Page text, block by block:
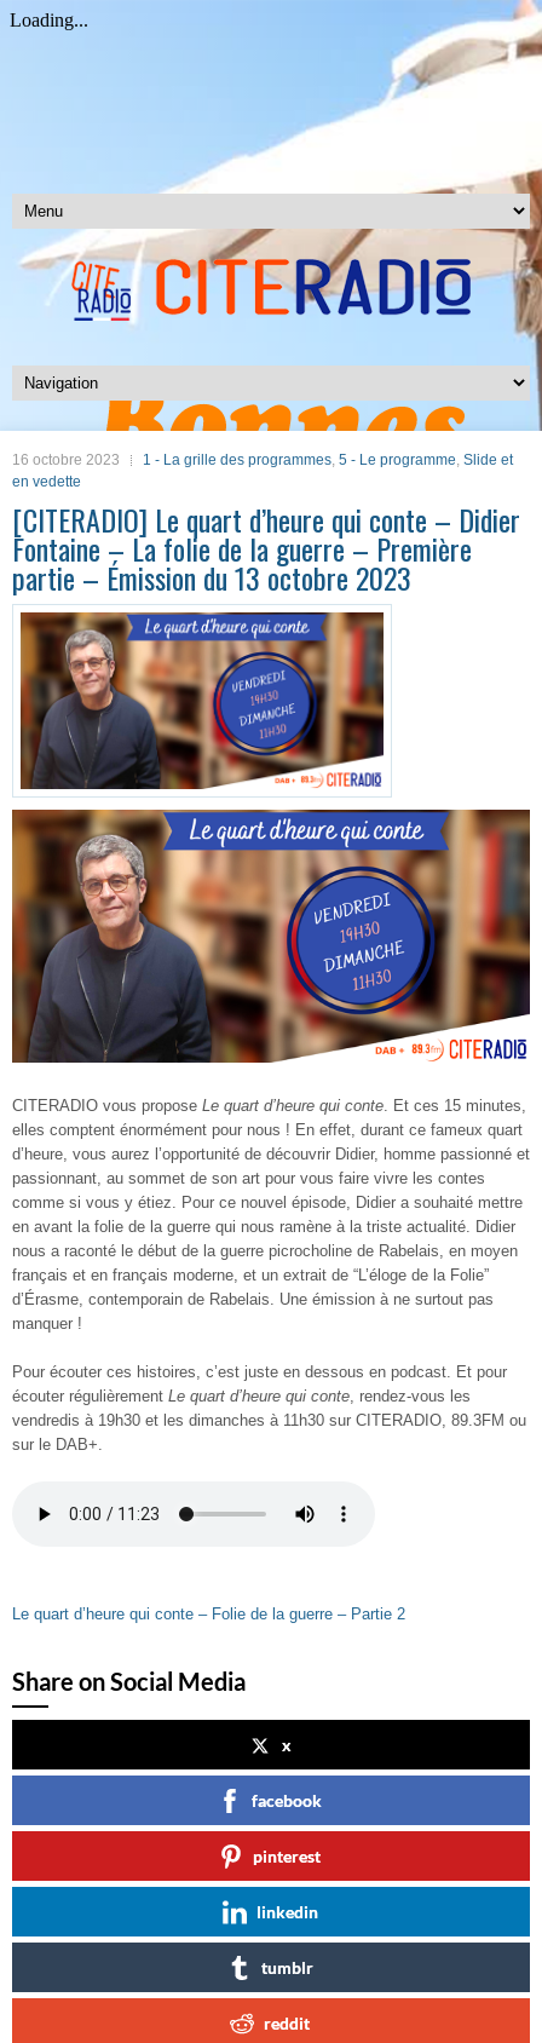
16 octobre 2023 1 - La grille des programmes, 5 - Le programme, Slide et
en vedette
[CITERADIO] Le quart d’heure qui conte – Didier
Fontaine – La folie de la guerre – Première
partie – Émission du 13 octobre 2023
CITERADIO vous propose Le quart d’heure qui conte. Et ces 15 minutes,
elles comptent énormément pour nous ! En effet, durant ce fameux quart
d’heure, vous aurez l’opportunité de découvrir Didier, homme passionné et
passionnant, au sommet de son art pour vous faire vivre les contes
comme si vous y étiez. Pour ce nouvel épisode, Didier a souhaité mettre
en avant la folie de la guerre qui nous ramène à la triste actualité. Didier
nous a raconté le début de la guerre picrocholine de Rabelais, en moyen
français et en français moderne, et un extrait de “L’éloge de la Folie”
d’Érasme, contemporain de Rabelais. Une émission à ne surtout pas
manquer !
Pour écouter ces histoires, c’est juste en dessous en podcast. Et pour
écouter régulièrement Le quart d’heure qui conte, rendez-vous les
vendredis à 19h30 et les dimanches à 11h30 sur CITERADIO, 89.3FM ou
sur le DAB+.
Le quart d’heure qui conte – Folie de la guerre – Partie 2
Share on Social Media
x
facebook
pinterest
linkedin
tumblr
reddit